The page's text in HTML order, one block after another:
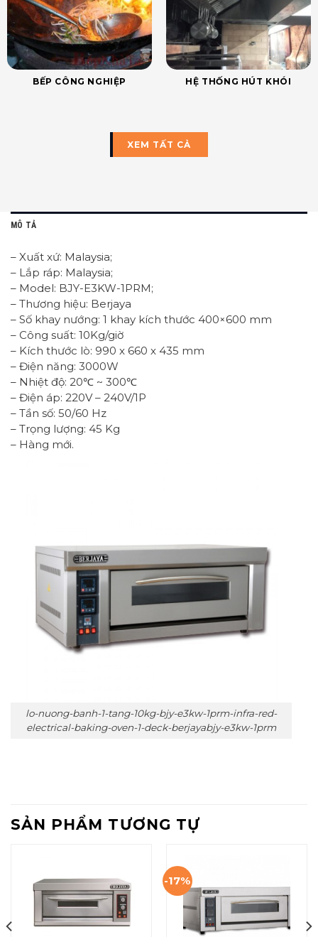
BẾP CÔNG NGHIỆP HỆ THỐNG HÚT KHÓI
XEM TẤT CẢ
MÔ TẢ
– Xuất xứ: Malaysia;
– Lắp ráp: Malaysia;
– Model: BJY-E3KW-1PRM;
– Thương hiệu: Berjaya
– Số khay nướng: 1 khay kích thước 400×600 mm
– Công suất: 10Kg/giờ
– Kích thước lò: 990 x 660 x 435 mm
– Điện năng: 3000W
– Nhiệt độ: 20℃ ~ 300℃
– Điện áp: 220V – 240V/1P
– Tần số: 50/60 Hz
– Trọng lượng: 45 Kg
– Hàng mới.
lo-nuong-banh-1-tang-10kg-bjy-e3kw-1prm-infra-red-
electrical-baking-oven-1-deck-berjayabjy-e3kw-1prm
SẢN PHẨM TƯƠNG TỰ
-17%